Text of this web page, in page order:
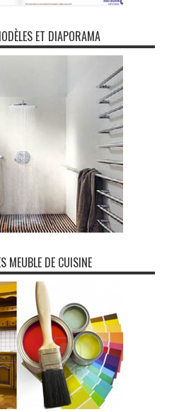
ET DIAPORAMA
MEUBLE DE CUISINE